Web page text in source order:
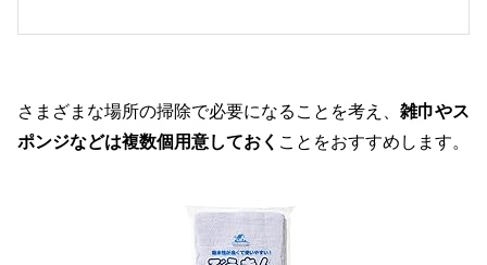
さまざまな場所の掃除で必要になることを考え、 雑巾やス
ポンジなどは複数個用意しておく ことをおすすめします。